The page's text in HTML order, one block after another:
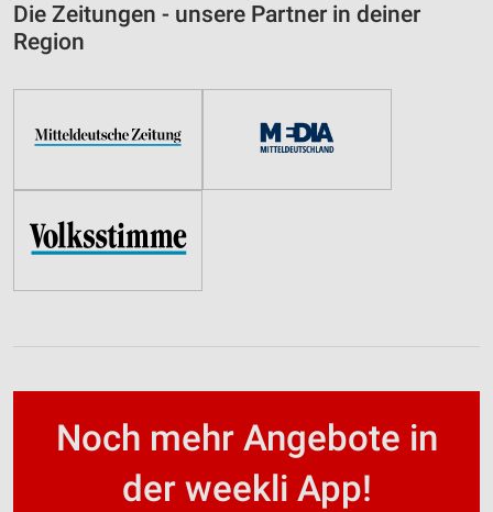
Die Zeitungen - unsere Partner in deiner
Region
Noch mehr Angebote in
der weekli App!